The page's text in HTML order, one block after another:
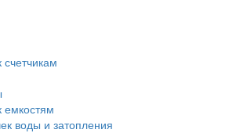
воды и затопления